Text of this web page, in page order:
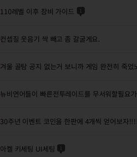
110레벨 이후 장비 가이드 1
컨셉질 웃음기 싹 빼고 좀 갈굴게요.
겨울 골탐 공지 없는거 보니까 게임 완전히 죽었
뉴비연어들이 빠른전투레이드를 무서워할필요
30주년 이벤트 코인을 한판에 4개씩 얻어보자
아켈 키세팅 UI세팅 1